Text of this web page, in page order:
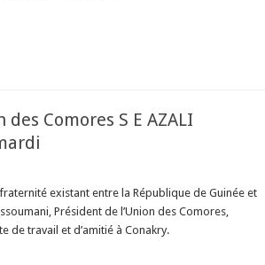
Comores S E AZALI
existant entre la République de Guinée et
Président de l’Union des Comores,
de travail et d’amitié à Conakry.